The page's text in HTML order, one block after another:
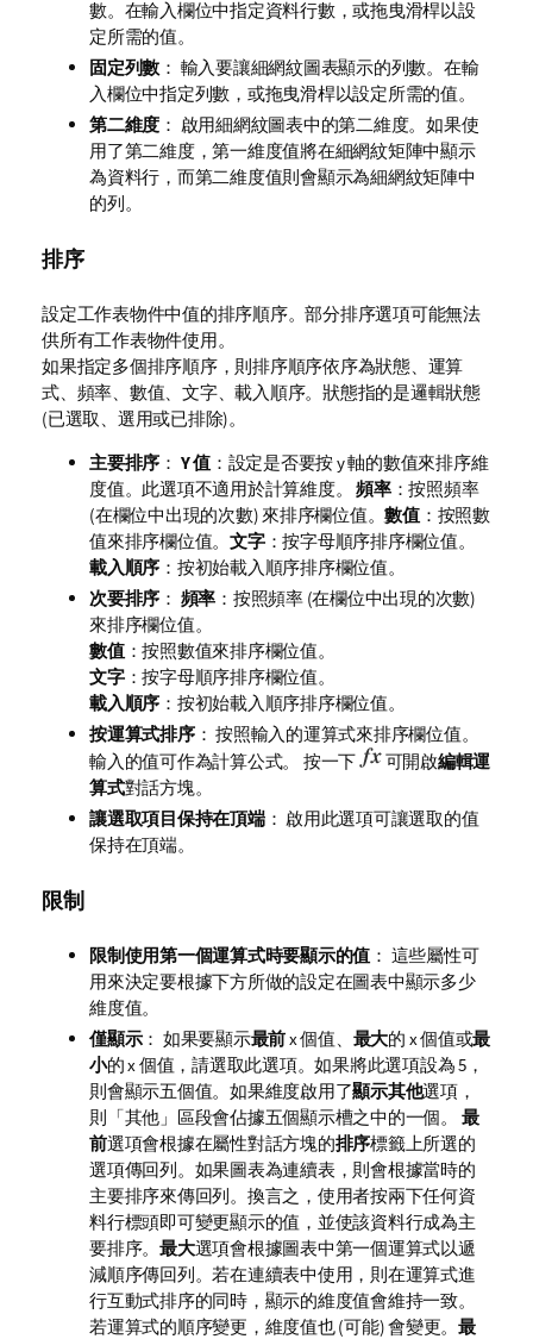
數。在輸入欄位中指定資料行數，或拖曳滑桿以設
定所需的值。
固定列數 ： 輸入要讓細網紋圖表顯示的列數。在輸
入欄位中指定列數，或拖曳滑桿以設定所需的值。
第二維度 ： 啟用細網紋圖表中的第二維度。如果使
用了第二維度，第一維度值將在細網紋矩陣中顯示
為資料行，而第二維度值則會顯示為細網紋矩陣中
的列。
排序
設定工作表物件中值的排序順序。部分排序選項可能無法
供所有工作表物件使用。
如果指定多個排序順序，則排序順序依序為狀態、運算
式、頻率、數值、文字、載入順序。 狀態指的是邏輯狀態
(已選取、選用或已排除)。
主要排序 ： Y 值：設定是否要按 y 軸的數值來排序維
度值。此選項不適用於計算維度。 頻率：按照頻率
(在欄位中出現的次數) 來排序欄位值。數值：按照數
值來排序欄位值。 文字：按字母順序排序欄位值。
載入順序 ：按初始載入順序排序欄位值。
次要排序 ： 頻率 ：按照頻率 (在欄位中出現的次數)
來排序欄位值。
數值：按照數值來排序欄位值。
文字：按字母順序排序欄位值。
載入順序 ：按初始載入順序排序欄位值。
按運算式排序： 按照輸入的運算式來排序欄位值。
輸入的值可作為計算公式。 按一下
可開啟編輯運
算式對話方塊。
讓選取項目保持在頂端： 啟用此選項可讓選取的值
保持在頂端。
限制
限制使用第一個運算式時要顯示的值 ： 這些屬性可
用來決定要根據下方所做的設定在圖表中顯示多少
維度值。
僅顯示： 如果要顯示最前x 個值、 最大的 x 個值或最
小的 x 個值，請選取此選項。如果將此選項設為 5，
則會顯示五個值。如果維度啟用了顯示其他選項，
則「其他」區段會佔據五個顯示槽之中的一個。 最
前選項會根據在屬性對話方塊的排序標籤上所選的
選項傳回列。如果圖表為連續表，則會根據當時的
主要排序來傳回列。換言之，使用者按兩下任何資
料行標頭即可變更顯示的值，並使該資料行成為主
要排序。 最大選項會根據圖表中第一個運算式以遞
減順序傳回列。若在連續表中使用，則在運算式進
行互動式排序的同時，顯示的維度值會維持一致。
若運算式的順序變更，維度值也 (可能) 會變更。 最